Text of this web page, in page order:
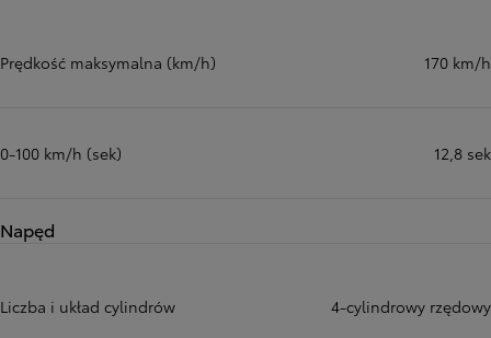
Prędkość maksymalna (km/h) 170 km/h
0-100 km/h (sek) 12,8 sek
Napęd
Liczba i układ cylindrów 4-cylindrowy rzędowy